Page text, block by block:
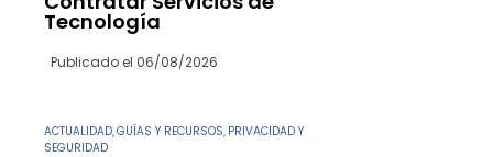
Tecnología
Publicado el 06/08/2026
ACTUALIDAD GUÍAS Y RECURSOS PRIVACIDAD Y
SEGURIDAD